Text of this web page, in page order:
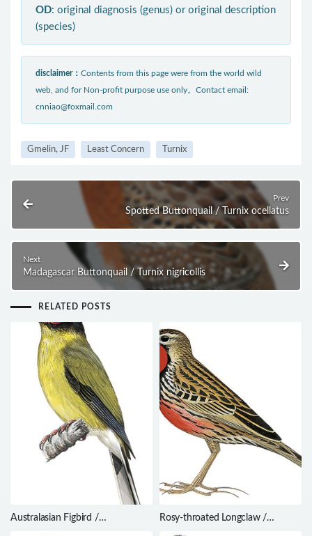
OD: original diagnosis (genus) or original description
(species)
disclaimer： Contents from this page were from the world wild
web, and for Non-profit purpose use only。Contact email:
cnniao@foxmail.com
Gmelin, JF Least Concern Turnix
Prev
Spotted Buttonquail / Turnix ocellatus
Next
Madagascar Buttonquail / Turnix nigricollis
RELATED POSTS
Australasian Figbird /
Rosy-throated Longclaw /